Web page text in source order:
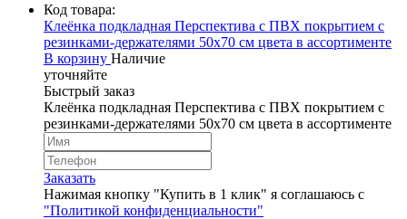
Код товара:
Клеёнка подкладная Перспектива с ПВХ покрытием с
резинками-держателями 50х70 см цвета в ассортименте
В корзину Наличие
уточняйте
Быстрый заказ
Клеёнка подкладная Перспектива с ПВХ покрытием с
резинками-держателями 50х70 см цвета в ассортименте
Заказать
Нажимая кнопку "Купить в 1 клик" я соглашаюсь с
"Политикой конфиденциальности"